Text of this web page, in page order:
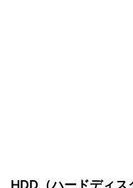
HDD（ハードディ